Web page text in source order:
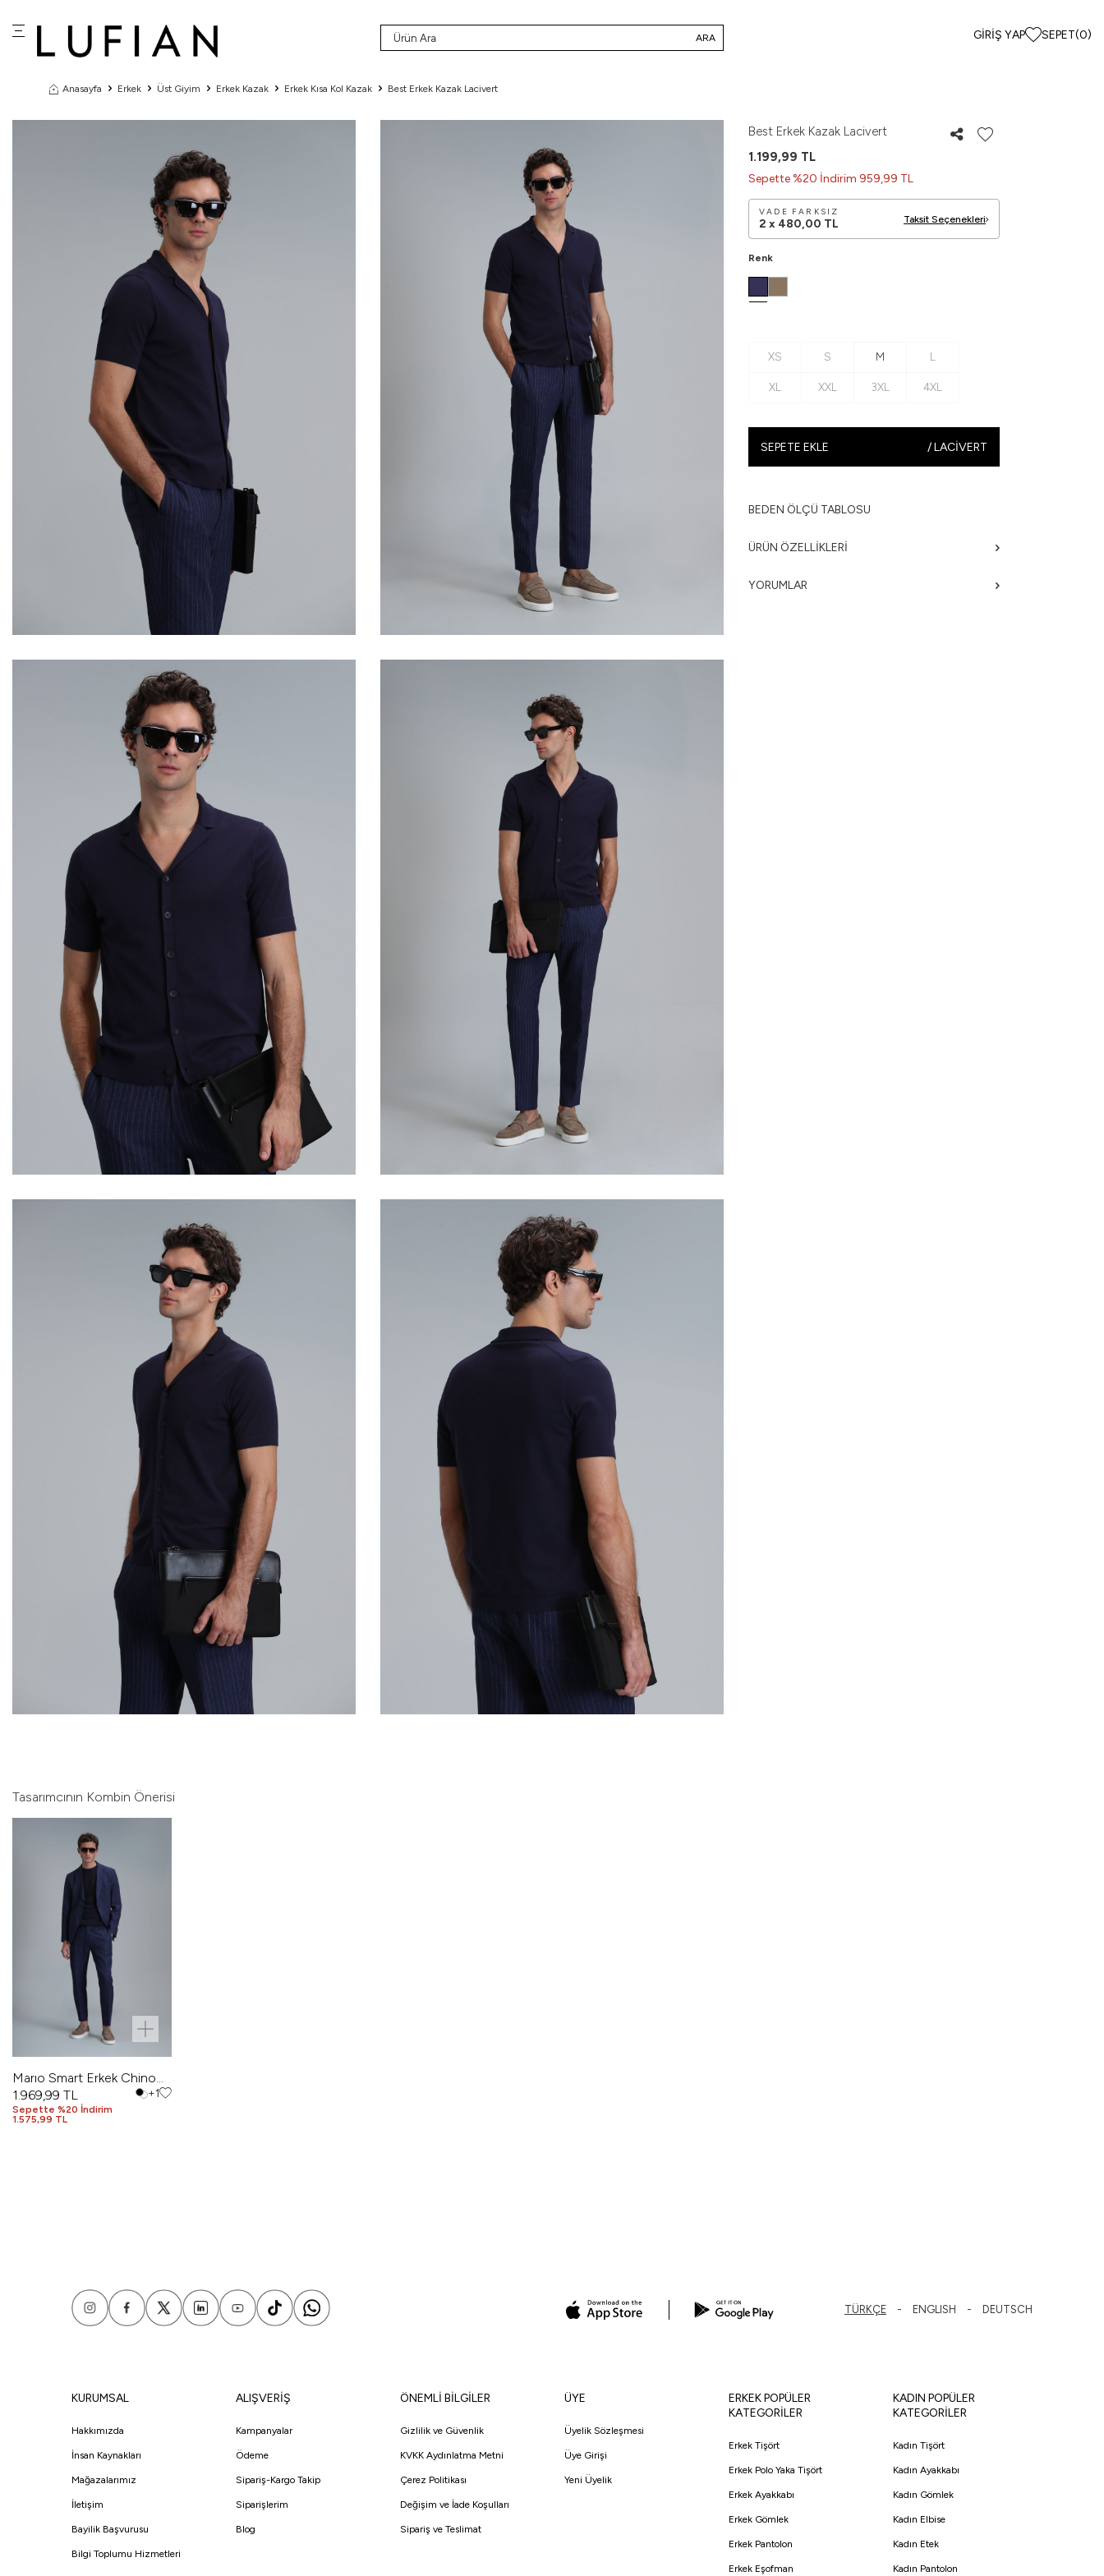
ARA GIRIŞ YAP SEPET(0)
Anasayfa Erkek Üst Giyim Erkek Kazak Erkek Kısa Kol Kazak Best Erkek Kazak Lacivert
Best Erkek Kazak Lacivert
1.199,99 TL
Sepette %20 İndirim 959,99 TL
VADE FARKSIZ
2 x 480,00 TL Taksit Seçenekleri
Renk
XS S M L
XL XXL 3XL 4XL
SEPETE EKLE /LACIVERT
BEDEN ÖLÇÜ TABLOSU
ÜRÜN ÖZELLIKLERI
YORUMLAR
Tasarımcının Kombin Önerisi
Marıo Smart Erkek Chino
Pantolon Tailored Fit
Lacivert
1.969,99 TL
Sepette %20 İndirim
1.575,99 TL
+1
TÜRKÇE ENGLISH DEUTSCH
KURUMSAL
Hakkımızda
İnsan Kaynakları
Mağazalarımız
İletişim
Bayilik Başvurusu
Bilgi Toplumu Hizmetleri
ALIŞVERİŞ
Kampanyalar
Ödeme
Sipariş-Kargo Takip
Siparişlerim
Blog
ÖNEMLİ BİLGİLER
Gizlilik ve Güvenlik
KVKK Aydınlatma Metni
Çerez Politikası
Değişim ve İade Koşulları
Sipariş ve Teslimat
ÜYE
Üyelik Sözleşmesi
Üye Girişi
Yeni Üyelik
ERKEK POPÜLER
KATEGORİLER
Erkek Tişört
Erkek Polo Yaka Tişört
Erkek Ayakkabı
Erkek Gömlek
Erkek Pantolon
Erkek Eşofman
KADIN POPÜLER
KATEGORİLER
Kadın Tişört
Kadın Ayakkabı
Kadın Gömlek
Kadın Elbise
Kadın Etek
Kadın Pantolon